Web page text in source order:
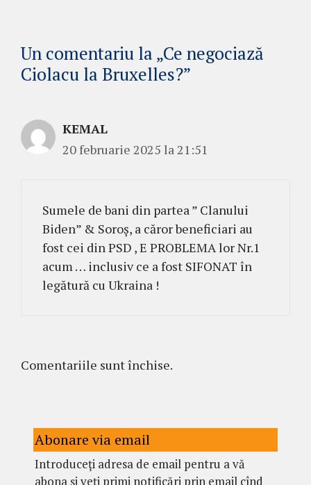
Un comentariu la „Ce negociază
Ciolacu la Bruxelles?”
KEMAL
20 februarie 2025 la 21:51
Sumele de bani din partea ” Clanului
Biden” & Soroș, a căror beneficiari au
fost cei din PSD , E PROBLEMA lor Nr.1
acum … inclusiv ce a fost SIFONAT în
legătură cu Ukraina !
Comentariile sunt închise.
Abonare via email
Introduceți adresa de email pentru a vă
abona și veți primi notificări prin email cînd